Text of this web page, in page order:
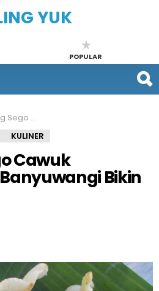
POPULAR
Bikin Ketagihan
KULINER
Cawuk
Bikin